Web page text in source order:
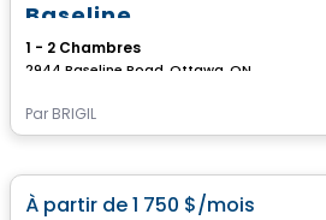
Baseline
1 - 2 Chambres
2944 Baseline Road, Ottawa, ON
Par BRIGIL
À partir de1 750 $/mois